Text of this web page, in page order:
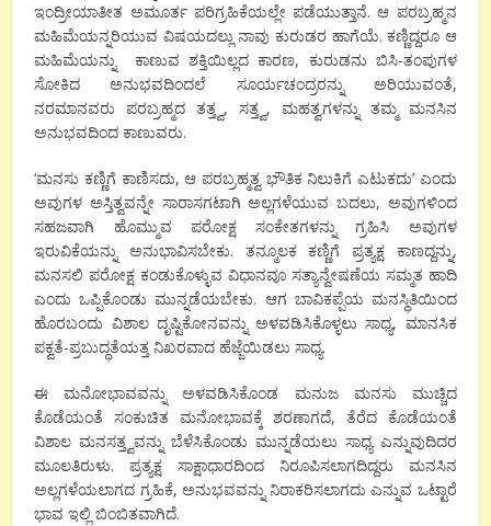
ಇಂದ್ರೀಯಾತೀತ ಅಮೂರ್ತ ಪರಿಗ್ರಹಿಕೆಯಲ್ಲೇ ಪಡೆಯುತ್ತಾನೆ. ಆ ಪರಬ್ರಹ್ಮನ
ಮಹಿಮೆಯನ್ನರಿಯುವ ವಿಷಯದಲ್ಲು ನಾವು ಕುರುಡರ ಹಾಗೆಯೆ. ಕಣ್ಣಿದ್ದರೂ ಆ
ಮಹಿಮೆಯನ್ನು ಕಾಣುವ ಶಕ್ತಿಯಿಲ್ಲದ ಕಾರಣ, ಕುರುಡನು ಬಿಸಿ-ತಂಪುಗಳ
ಸೋಕಿದ ಅನುಭವದಿಂದಲೆ ಸೂರ್ಯಚಂದ್ರರನ್ನು ಅರಿಯುವಂತೆ,
ನರಮಾನವರು ಪರಬ್ರಹ್ಮದ ತತ್ತ್ವ, ಸತ್ತ್ವ, ಮಹತ್ವಗಳನ್ನು ತಮ್ಮ ಮನಸಿನ
ಅನುಭವದಿಂದ ಕಾಣುವರು.
‘ಮನಸು ಕಣ್ಣಿಗೆ ಕಾಣಿಸದು, ಆ ಪರಬ್ರಹ್ಮತ್ವ ಭೌತಿಕ ನಿಲುಕಿಗೆ ಎಟುಕದು’ ಎಂದು
ಅವುಗಳ ಅಸ್ತಿತ್ವವನ್ನೇ ಸಾರಾಸಗಟಾಗಿ ಅಲ್ಲಗಳೆಯುವ ಬದಲು, ಅವುಗಳಿಂದ
ಸಹಜವಾಗಿ ಹೊಮ್ಮುವ ಪರೋಕ್ಷ ಸಂಕೇತಗಳನ್ನು ಗ್ರಹಿಸಿ ಅವುಗಳ
ಇರುವಿಕೆಯನ್ನು ಅನುಭಾವಿಸಬೇಕು. ತನ್ಮೂಲಕ ಕಣ್ಣಿಗೆ ಪ್ರತ್ಯಕ್ಷ ಕಾಣದ್ದನ್ನು,
ಮನಸಲಿ ಪರೋಕ್ಷ ಕಂಡುಕೊಳ್ಳುವ ವಿಧಾನವೂ ಸತ್ಯಾನ್ವೇಷಣೆಯ ಸಮ್ಮತ ಹಾದಿ
ಎಂದು ಒಪ್ಪಿಕೊಂಡು ಮುನ್ನಡೆಯಬೇಕು. ಆಗ ಬಾವಿಕಪ್ಪೆಯ ಮನಸ್ಥಿತಿಯಿಂದ
ಹೊರಬಂದು ವಿಶಾಲ ದೃಷ್ಟಿಕೋನವನ್ನು ಅಳವಡಿಸಿಕೊಳ್ಳಲು ಸಾಧ್ಯ, ಮಾನಸಿಕ
ಪಕ್ವತೆ-ಪ್ರಬುದ್ಧತೆಯತ್ತ ನಿಖರವಾದ ಹೆಜ್ಜೆಯಿಡಲು ಸಾಧ್ಯ.
ಈ ಮನೋಭಾವವನ್ನು ಅಳವಡಿಸಿಕೊಂಡ ಮನುಜ ಮನಸು ಮುಚ್ಚಿದ
ಕೊಡೆಯಂತೆ ಸಂಕುಚಿತ ಮನೋಭಾವಕ್ಕೆ ಶರಣಾಗದೆ, ತೆರೆದ ಕೊಡೆಯಂತೆ
ವಿಶಾಲ ಮನಸತ್ತ್ವವನ್ನು ಬೆಳೆಸಿಕೊಂಡು ಮುನ್ನಡೆಯಲು ಸಾಧ್ಯ ಎನ್ನುವುದಿದರ
ಮೂಲತಿರುಳು. ಪ್ರತ್ಯಕ್ಷ ಸಾಕ್ಷಾಧಾರದಿಂದ ನಿರೂಪಿಸಲಾಗದಿದ್ದರು ಮನಸಿನ
ಅಲ್ಲಗಳೆಯಲಾಗದ ಗ್ರಹಿಕೆ, ಅನುಭವವನ್ನು ನಿರಾಕರಿಸಲಾಗದು ಎನ್ನುವ ಒಟ್ಟಾರೆ
ಭಾವ ಇಲ್ಲಿ ಬಿಂಬಿತವಾಗಿದೆ.